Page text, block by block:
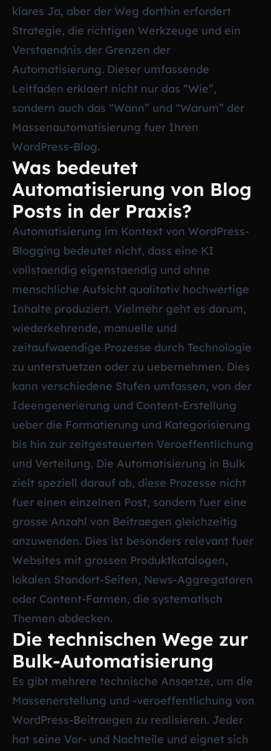
klares Ja, aber der Weg dorthin erfordert
Strategie, die richtigen Werkzeuge und ein
Verstaendnis der Grenzen der
Automatisierung. Dieser umfassende
Leitfaden erklaert nicht nur das “Wie”,
sondern auch das “Wann” und “Warum” der
Massenautomatisierung fuer Ihren
WordPress-Blog.
Was bedeutet
Automatisierung von Blog
Posts in der Praxis?
Automatisierung im Kontext von WordPress-
Blogging bedeutet nicht, dass eine KI
vollstaendig eigenstaendig und ohne
menschliche Aufsicht qualitativ hochwertige
Inhalte produziert. Vielmehr geht es darum,
wiederkehrende, manuelle und
zeitaufwaendige Prozesse durch Technologie
zu unterstuetzen oder zu uebernehmen. Dies
kann verschiedene Stufen umfassen, von der
Ideengenerierung und Content-Erstellung
ueber die Formatierung und Kategorisierung
bis hin zur zeitgesteuerten Veroeffentlichung
und Verteilung. Die Automatisierung in Bulk
zielt speziell darauf ab, diese Prozesse nicht
fuer einen einzelnen Post, sondern fuer eine
grosse Anzahl von Beitraegen gleichzeitig
anzuwenden. Dies ist besonders relevant fuer
Websites mit grossen Produktkatalogen,
lokalen Standort-Seiten, News-Aggregatoren
oder Content-Farmen, die systematisch
Themen abdecken.
Die technischen Wege zur
Bulk-Automatisierung
Es gibt mehrere technische Ansaetze, um die
Massenerstellung und -veroeffentlichung von
WordPress-Beitraegen zu realisieren. Jeder
hat seine Vor- und Nachteile und eignet sich